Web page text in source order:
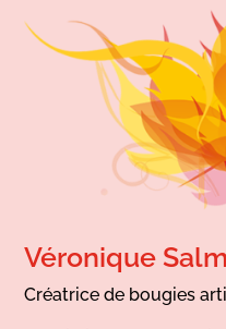
Véronique
Créatrice de bougies